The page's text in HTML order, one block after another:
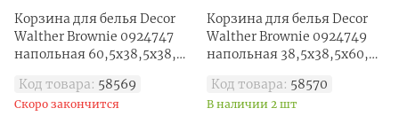
Корзина для белья Decor
Walther Brownie 0924747
напольная 60,5x38,5x38,5
Код товара: 58569
Скоро закончится
Корзина для белья Decor
Walther Brownie 0924749
напольная 38,5х38,5х60,5
Код товара: 58570
В наличии 2 шт